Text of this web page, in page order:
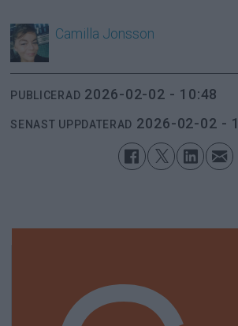
Camilla Jonsson
PUBLICERAD 2026-02-02 - 10:48
SENAST UPPDATERAD 2026-02-02 -